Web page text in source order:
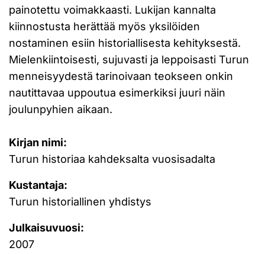
painotettu voimakkaasti. Lukijan kannalta
kiinnostusta herättää myös yksilöiden
nostaminen esiin historiallisesta kehityksestä.
Mielenkiintoisesti, sujuvasti ja leppoisasti Turun
menneisyydestä tarinoivaan teokseen onkin
nautittavaa uppoutua esimerkiksi juuri näin
joulunpyhien aikaan.
Kirjan nimi:
Turun historiaa kahdeksalta vuosisadalta
Kustantaja:
Turun historiallinen yhdistys
Julkaisuvuosi:
2007